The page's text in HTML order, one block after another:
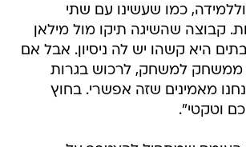
כמו שעשינו עם שתי
קבוצה שהשיגה תיקו מול מילאן
היא קשהו יש לה ניסיון. אבל אם
ממשחק למשחק, לרכוש בגרות
מאמינים שזה אפשרי. בחוץ
וטקטי".